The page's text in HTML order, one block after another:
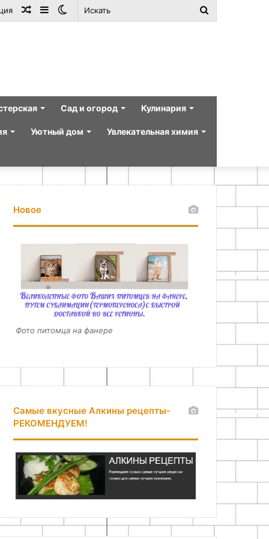
Искать
Switch
Sidebar
Случайная
Сад и огород Кулинария
Уютный дом Увлекательная химия
Новое
Фото питомца на фанере
Самые вкусные Алкины рецепты-
РЕКОМЕНДУЕМ!